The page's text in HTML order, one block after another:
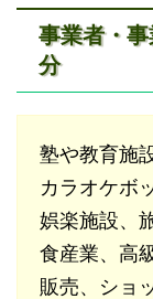
事業者・
分
塾や教育施
カラオケボ
娯楽施設、
食産業、高
販売、ショ